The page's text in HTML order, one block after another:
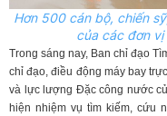
Hơn 500 cán bộ, chiến
của các đơn vị
Trong sáng nay, Ban chỉ đạo
chỉ đạo, điều động máy bay
và lực lượng Đặc công nước
hiện nhiệm vụ tìm kiếm, cứu